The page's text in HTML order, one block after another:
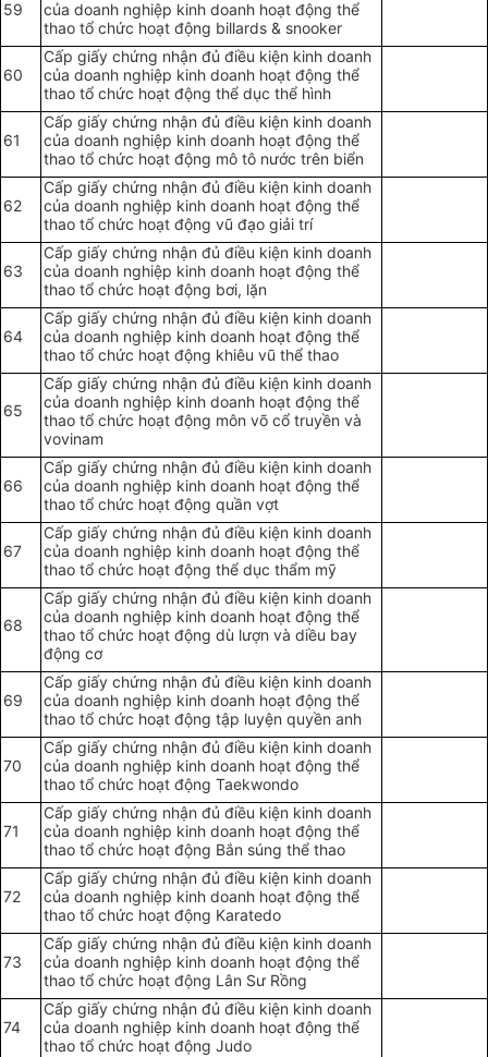
59
của doanh nghiệp kinh doanh hoạt động thể
thao tổ chức hoạt động billards & snooker
60
Cấp giấy chứng nhận đủ điều kiện kinh doanh
của doanh nghiệp kinh doanh hoạt động thể
thao tổ chức hoạt động thể dục thể hình
61
Cấp giấy chứng nhận đủ điều kiện kinh doanh
của doanh nghiệp kinh doanh hoạt động thể
thao tổ chức hoạt động mô tô nước trên biển
62
Cấp giấy chứng nhận đủ điều kiện kinh doanh
của doanh nghiệp kinh doanh hoạt động thể
thao tổ chức hoạt động vũ đạo giải trí
63
Cấp giấy chứng nhận đủ điều kiện kinh doanh
của doanh nghiệp kinh doanh hoạt động thể
thao tổ chức hoạt động bơi, lặn
64
Cấp giấy chứng nhận đủ điều kiện kinh doanh
của doanh nghiệp kinh doanh hoạt động thể
thao tổ chức hoạt động khiêu vũ thể thao
65
Cấp giấy chứng nhận đủ điều kiện kinh doanh
của doanh nghiệp kinh doanh hoạt động thể
thao tổ chức hoạt động môn võ cổ truyền và
vovinam
66
Cấp giấy chứng nhận đủ điều kiện kinh doanh
của doanh nghiệp kinh doanh hoạt động thể
thao tổ chức hoạt động quần vợt
67
Cấp giấy chứng nhận đủ điều kiện kinh doanh
của doanh nghiệp kinh doanh hoạt động thể
thao tổ chức hoạt động thể dục thẩm mỹ
68
Cấp giấy chứng nhận đủ điều kiện kinh doanh
của doanh nghiệp kinh doanh hoạt động thể
thao tổ chức hoạt động dù lượn và diều bay
động cơ
69
Cấp giấy chứng nhận đủ điều kiện kinh doanh
của doanh nghiệp kinh doanh hoạt động thể
thao tổ chức hoạt động tập luyện quyền anh
70
Cấp giấy chứng nhận đủ điều kiện kinh doanh
của doanh nghiệp kinh doanh hoạt động thể
thao tổ chức hoạt động Taekwondo
71
Cấp giấy chứng nhận đủ điều kiện kinh doanh
của doanh nghiệp kinh doanh hoạt động thể
thao tổ chức hoạt động Bắn súng thể thao
72
Cấp giấy chứng nhận đủ điều kiện kinh doanh
của doanh nghiệp kinh doanh hoạt động thể
thao tổ chức hoạt động Karatedo
73
Cấp giấy chứng nhận đủ điều kiện kinh doanh
của doanh nghiệp kinh doanh hoạt động thể
thao tổ chức hoạt động Lân Sư Rồng
74
Cấp giấy chứng nhận đủ điều kiện kinh doanh
của doanh nghiệp kinh doanh hoạt động thể
thao tổ chức hoạt động Judo